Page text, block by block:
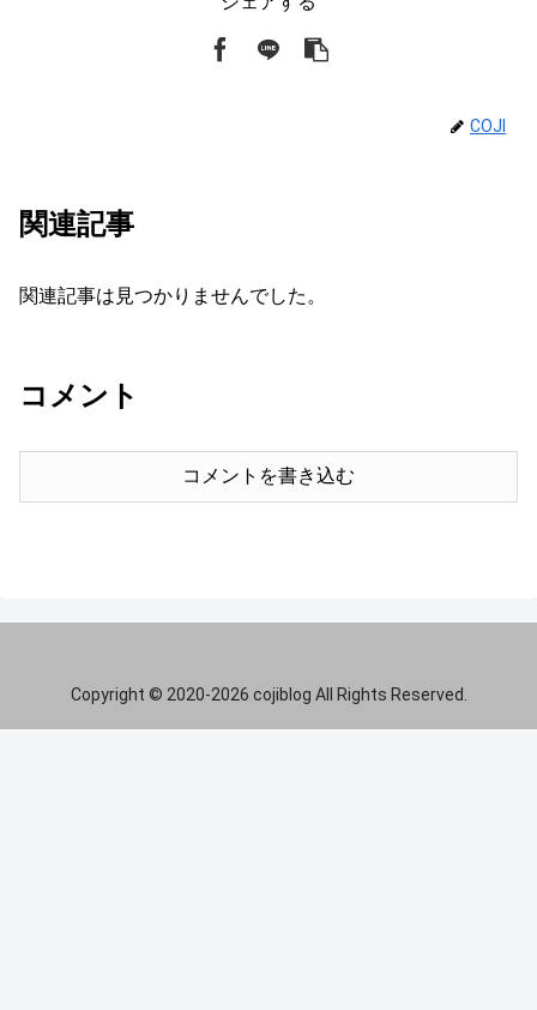
COJI
関連記事
関連記事は見つかりませんでした。
コメント
コメントを書き込む
Copyright © 2020-2026 cojiblog All Rights Reserved.